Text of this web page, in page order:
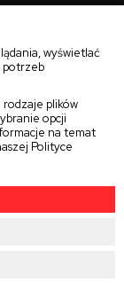
wyświetlać
potrzeb
plików
opcji
na temat
Polityce